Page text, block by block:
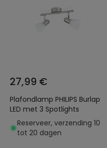
27,99 €
Plafondlamp PHILIPS Burlap
LED met 3 Spotlights
Reserveer, verzending 10
tot 20 dagen